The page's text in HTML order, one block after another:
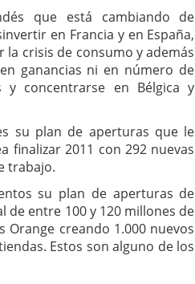
que está cambiando de
en Francia y en España,
crisis de consumo y además
ganancias ni en número de
y concentrarse en Bélgica y
su plan de aperturas que le
finalizar 2011 con 292 nuevas
trabajo.
su plan de aperturas de
de entre 100 y 120 millones de
creando 1.000 nuevos
Estos son alguno de los